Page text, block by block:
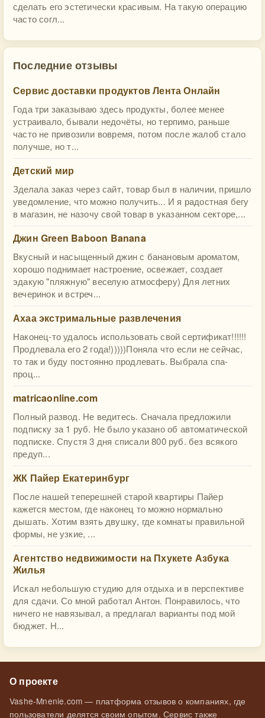
сделать его эстетически красивым. На такую операцию
часто согл...
Последние отзывы
Сервис доставки продуктов Лента Онлайн
Года три заказываю здесь продукты, более менее
устраивало, бывали недочёты, но терпимо, раньше
часто не привозили вовремя, потом после жалоб стало
получше, но т...
Детский мир
Зделала заказ через сайт, товар был в наличии, пришло
уведомление, что можно получить... И я радостная бегу
в магазин, не назочу свой товар в указанном секторе,...
Джин Green Baboon Banana
Вкусный и насыщенный джин с банановым ароматом,
хорошо поднимает настроение, освежает, создает
эдакую "пляжную" веселую атмосферу) Для летних
вечеринок и встреч...
Ахаа экстримальные развлечения
Наконец-то удалось использовать свой сертификат!!!!!!
Продлевала его 2 года!)))))Поняла что если не сейчас,
то так и буду постоянно продлевать. Выбрала спа-
проц...
matricaonline.com
Полный развод. Не ведитесь. Сначала предложили
подписку за 1 руб. Не было указано об автоматической
подписке. Спустя 3 дня списали 800 руб. без всякого
предуп...
ЖК Пайер Екатеринбург
После нашей теперешней старой квартиры Пайер
кажется местом, где наконец то можно нормально
дышать. Хотим взять двушку, где комнаты правильной
формы, не узкие, ...
Агентство недвижимости на Пхукете Азбука
Жилья
Искал небольшую студию для отдыха и в перспективе
для сдачи. Со мной работал Антон. Понравилось, что
ничего не навязывал, а предлагал варианты под мой
бюджет. Н...
О проекте
Vashe-Mnenie.com — платформа отзывов о компаниях, где
пользователи делятся своим опытом. Сервис также